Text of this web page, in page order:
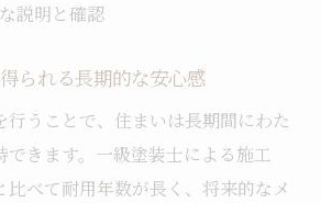
説明と確認
られる長期的な安心感
行うことで、住まいは長期間にわた
できます。一級塗装士による施工
比べて耐用年数が長く、将来的なメ